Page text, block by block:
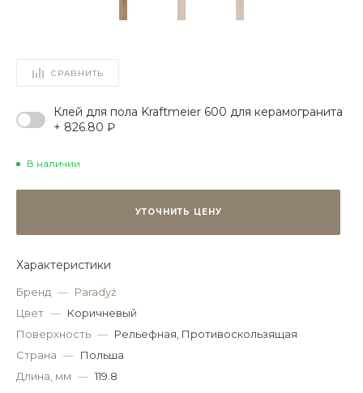
СРАВНИТЬ
Клей для пола Kraftmeier 600 для керамогранита
+ 826.80 ₽
В наличии
УТОЧНИТЬ ЦЕНУ
Характеристики
Бренд — Paradyż
Цвет — Коричневый
Поверхность — Рельефная, Противоскользящая
Страна — Польша
Длина, мм — 119.8